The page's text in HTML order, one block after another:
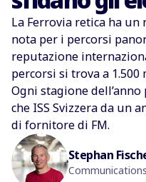
La Ferrovia retica ha
nota per i percorsi
reputazione
percorsi si trova a
Ogni stagione
che ISS Svizzera da un
di fornitore di FM.
Stephan